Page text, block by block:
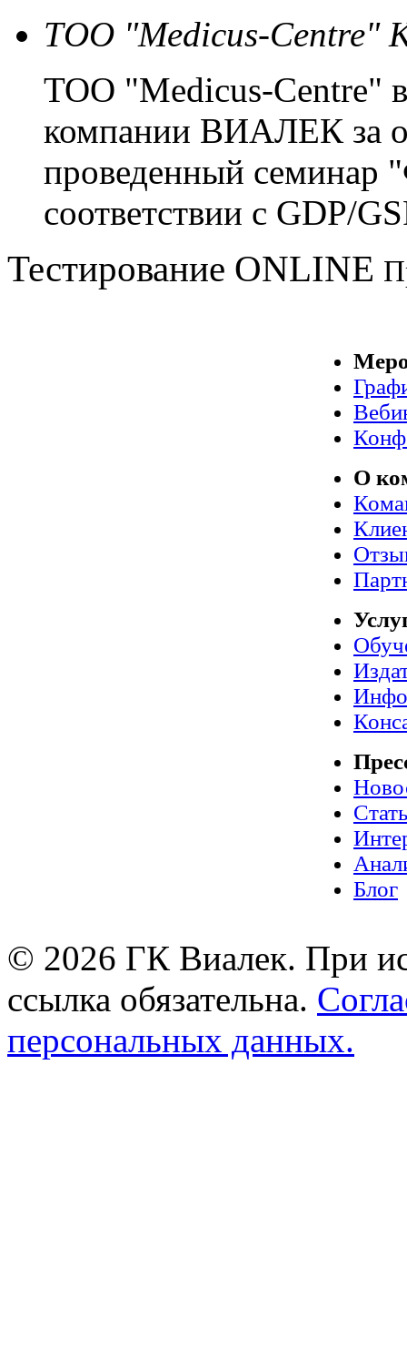
ТОО "Medicus-Centre"
ТОО "Medicus-Centre"
компании ВИАЛЕК за
проведенный семинар
соответствии с GDP/
Тестирование ONLINE
О
Блог
© 2026 ГК Виалек. При
ссылка обязательна.
персональных данных.